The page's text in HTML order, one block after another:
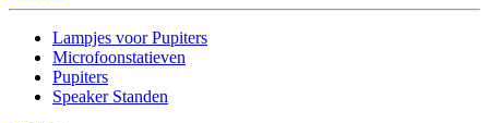
Lampjes voor Pupiters
Microfoonstatieven
Pupiters
Speaker Standen